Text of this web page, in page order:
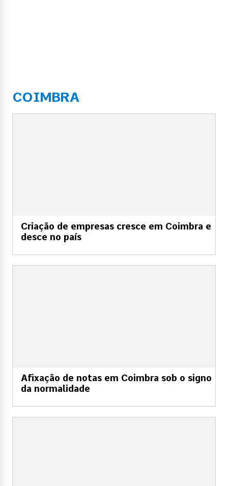
COIMBRA
Criação de empresas cresce em Coimbra e
desce no país
Afixação de notas em Coimbra sob o signo
da normalidade